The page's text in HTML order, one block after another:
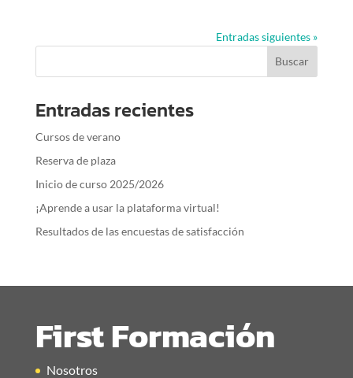
Entradas siguientes »
Entradas recientes
Cursos de verano
Reserva de plaza
Inicio de curso 2025/2026
¡Aprende a usar la plataforma virtual!
Resultados de las encuestas de satisfacción
First Formación
Nosotros